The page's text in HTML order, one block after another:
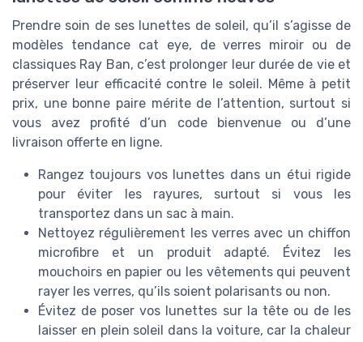
Prendre soin de ses lunettes de soleil, qu’il s’agisse de
modèles tendance cat eye, de verres miroir ou de
classiques Ray Ban, c’est prolonger leur durée de vie et
préserver leur efficacité contre le soleil. Même à petit
prix, une bonne paire mérite de l’attention, surtout si
vous avez profité d’un code bienvenue ou d’une
livraison offerte en ligne.
Rangez toujours vos lunettes dans un étui rigide
pour éviter les rayures, surtout si vous les
transportez dans un sac à main.
Nettoyez régulièrement les verres avec un chiffon
microfibre et un produit adapté. Évitez les
mouchoirs en papier ou les vêtements qui peuvent
rayer les verres, qu’ils soient polarisants ou non.
Évitez de poser vos lunettes sur la tête ou de les
laisser en plein soleil dans la voiture, car la chaleur